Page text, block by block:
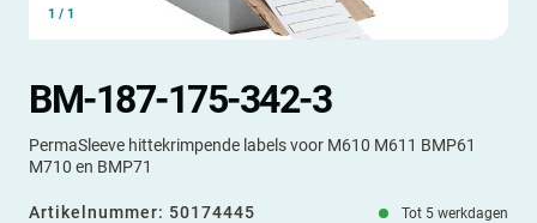
1 / 1
BM-187-175-342-3
PermaSleeve hittekrimpende labels voor M610 M611 BMP61
M710 en BMP71
Artikelnummer: 50174445 Tot 5 werkdagen